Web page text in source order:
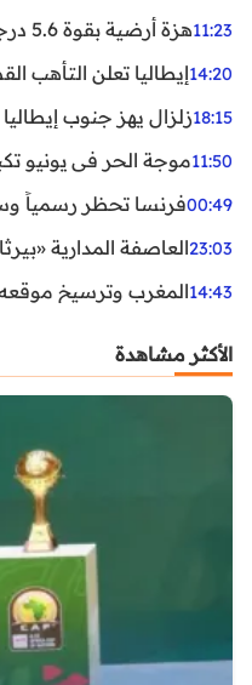
11:23هزة أرضية بقوة 5.6 درجات تضرب مصر
14:20إيطاليا تعلن التأهب القصوى في 23 مدينة
18:15زلزال يهز جنوب
11:50موجة الحر في يونيو تكبد
00:49فرنسا تحظر رسمياً
23:03العاصفة المدارية
14:43المغرب وترسيخ
الأكثر مشاهدة